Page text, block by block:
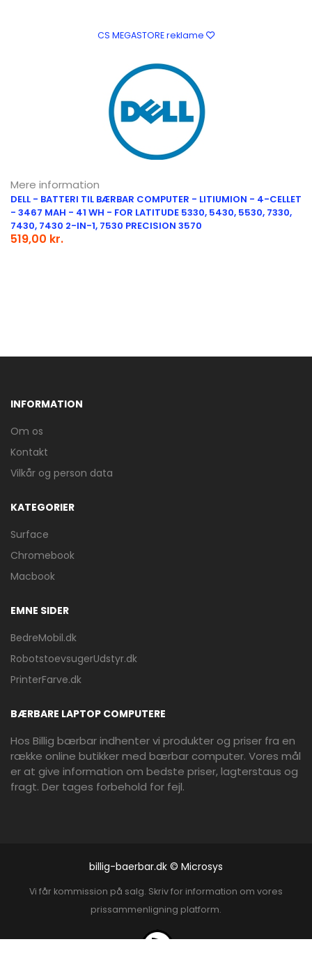
CS MEGASTORE reklame
Mere information
DELL - BATTERI TIL BÆRBAR COMPUTER - LITIUMION - 4-CELLET
- 3467 MAH - 41 WH - FOR LATITUDE 5330, 5430, 5530, 7330,
7430, 7430 2-IN-1, 7530 PRECISION 3570
519,00 kr.
INFORMATION
Om os
Kontakt
Vilkår og person data
KATEGORIER
Surface
Chromebook
Macbook
EMNE SIDER
BedreMobil.dk
RobotstoevsugerUdstyr.dk
PrinterFarve.dk
BÆRBARE LAPTOP COMPUTERE
Hos Billig bærbar indhenter vi produkter og priser fra en
række online butikker med bærbar computer. Vores mål
er at give information om bedste priser, lagterstaus og
fragt. Der tages forbehold for fejl.
billig-baerbar.dk © Microsys
Vi får kommission på salg. Skriv for information om vores
prissammenligning platform.